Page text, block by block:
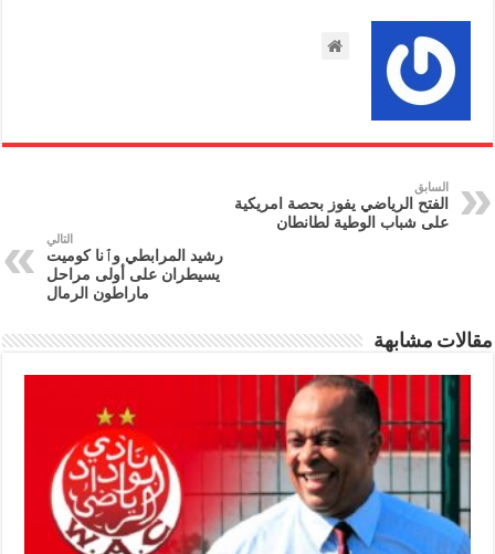
السابق
الفتح الرياضي يفوز بحصة امريكية
على شباب الوطية لطانطان
التالي
رشيد المرابطي وٱنا كوميت
يسيطران على أولى مراحل
ماراطون الرمال
مقالات مشابهة